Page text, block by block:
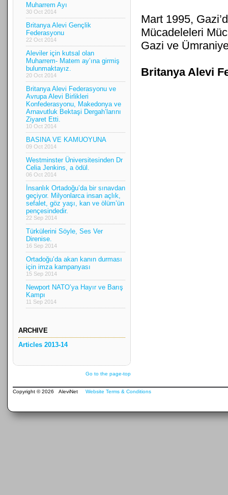
Muharrem Ayı
30 Oct 2014
Britanya Alevi Gençlik
Federasyonu
22 Oct 2014
Aleviler için kutsal olan
Muharrem- Matem ay’ına girmiş
bulunmaktayız.
20 Oct 2014
Britanya Alevi Federasyonu ve
Avrupa Alevi Birlikleri
Konfederasyonu, Makedonya ve
Arnavutluk Bektaşi Dergah’larını
Ziyaret Etti.
10 Oct 2014
BASINA VE KAMUOYUNA
09 Oct 2014
Westminster Üniversitesinden Dr
Celia Jenkins, a ödül.
06 Oct 2014
İnsanlık Ortadoğu’da bir sınavdan
geçiyor. Milyonlarca insan açlık,
sefalet, göz yaşı, kan ve ölüm’ün
pençesindedir.
22 Sep 2014
Türkülerini Söyle, Ses Ver
Direnise.
16 Sep 2014
Ortadoğu’da akan kanın durması
için imza kampanyası
15 Sep 2014
Newport NATO’ya Hayır ve Barış
Kampı
11 Sep 2014
ARCHIVE
Articles 2013-14
Mart 1995,
Mücadeleleri
Gazi ve
Britanya Alevi
Go to the page-top
Copyright © 2026 AleviNet Website Terms & Conditions